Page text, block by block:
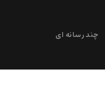
چند رسانه ای